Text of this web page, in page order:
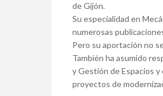
de Gijón.
Su especialidad en
numerosas
Pero su aportación no
También ha asumido
y Gestión de Espacios
proyectos de